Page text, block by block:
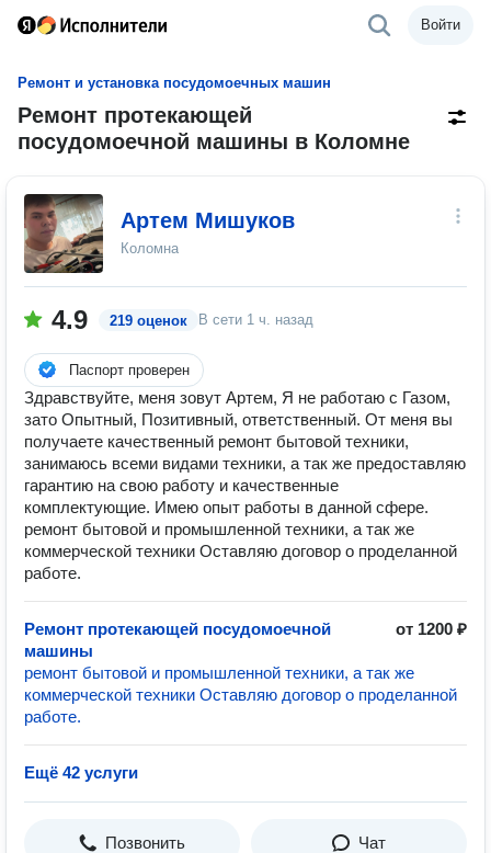
Войти
Ремонт и установка посудомоечных машин
Ремонт протекающей
посудомоечной машины в Коломне
Артем Мишуков
Коломна
4.9 219 оценок В сети 1 ч. назад
Паспорт проверен
Здравствуйте, меня зовут Артем, Я не работаю с Газом,
зато Опытный, Позитивный, ответственный. От меня вы
получаете качественный ремонт бытовой техники,
занимаюсь всеми видами техники, а так же предоставляю
гарантию на свою работу и качественные
комплектующие. Имею опыт работы в данной сфере.
ремонт бытовой и промышленной техники, а так же
коммерческой техники Оставляю договор о проделанной
работе.
Ремонт протекающей посудомоечной
машины
от 1200 ₽
ремонт бытовой и промышленной техники, а так же
коммерческой техники Оставляю договор о проделанной
работе.
Ещё 42 услуги
Позвонить Чат